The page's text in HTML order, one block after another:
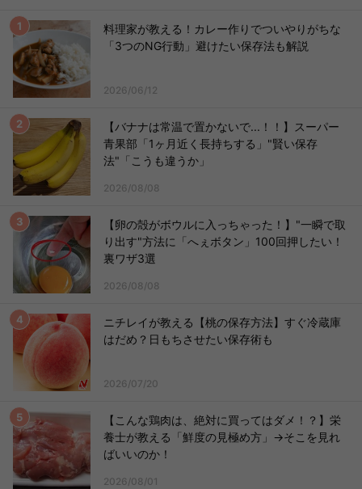
料理家が教える！カレー作りでついやりがちな
「3つのNG行動」避けたい保存法も解説
2026/06/12
【バナナは常温で置かないで...！！】スーパー
青果部「1ヶ月近く長持ちする」"賢い保存
法"「こうも違うか」
2026/08/08
【卵の殻がボウルに入っちゃった！】"一瞬で取
り出す"方法に「へぇボタン」100回押したい！
裏ワザ3選
2026/08/08
ニチレイが教える【桃の保存方法】すぐ冷蔵庫
はだめ？日もちさせたい保存術も
2026/07/20
【こんな鶏肉は、絶対に買ってはダメ！？】栄
養士が教える「鮮度の見極め方」→そこを見れ
ばいいのか！
2026/08/01